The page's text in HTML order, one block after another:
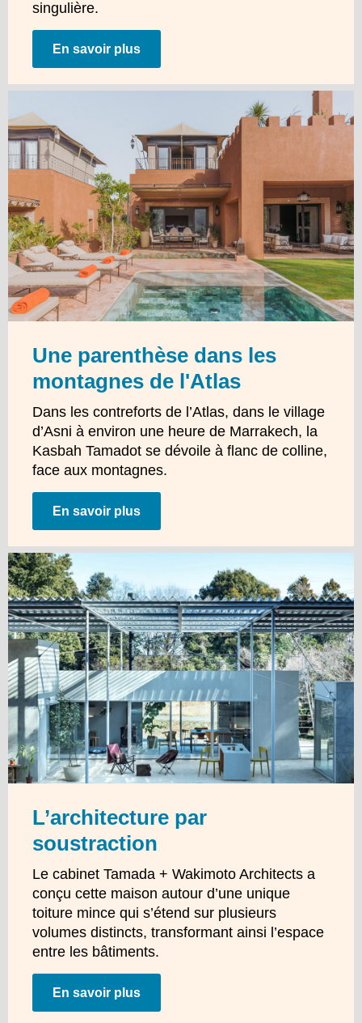
singulière.
En savoir plus
Une parenthèse dans les
montagnes de l'Atlas
Dans les contreforts de l’Atlas, dans le village
d’Asni à environ une heure de Marrakech, la
Kasbah Tamadot se dévoile à flanc de colline,
face aux montagnes.
En savoir plus
L’architecture par
soustraction
Le cabinet Tamada + Wakimoto Architects a
conçu cette maison autour d’une unique
toiture mince qui s’étend sur plusieurs
volumes distincts, transformant ainsi l’espace
entre les bâtiments.
En savoir plus